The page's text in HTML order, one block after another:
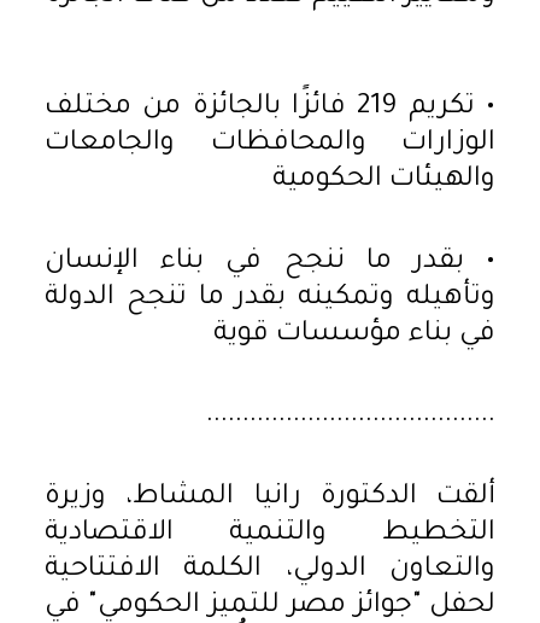
• تكريم 219 فائزًا بالجائزة من مختلف
الوزارات والمحافظات والجامعات
والهيئات الحكومية
• بقدر ما ننجح في بناء الإنسان
وتأهيله وتمكينه بقدر ما تنجح الدولة
في بناء مؤسسات قوية
........................................
ألقت الدكتورة رانيا المشاط، وزيرة
التخطيط والتنمية الاقتصادية
والتعاون الدولي، الكلمة الافتتاحية
لحفل "جوائز مصر للتميز الحكومي" في